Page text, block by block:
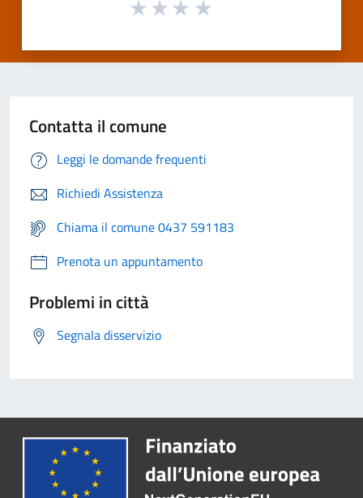
Contatta il comune
Leggi le domande frequenti
Richiedi Assistenza
Chiama il comune 0437 591183
Prenota un appuntamento
Problemi in città
Segnala disservizio